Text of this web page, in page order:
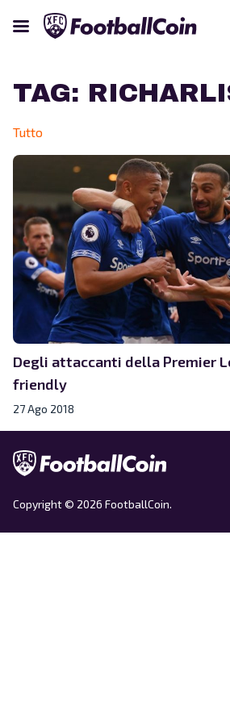
TAG:
Tutto
Degli attaccanti della Premier
friendly
27 Ago 2018
Copyright © 2026 FootballCoin.